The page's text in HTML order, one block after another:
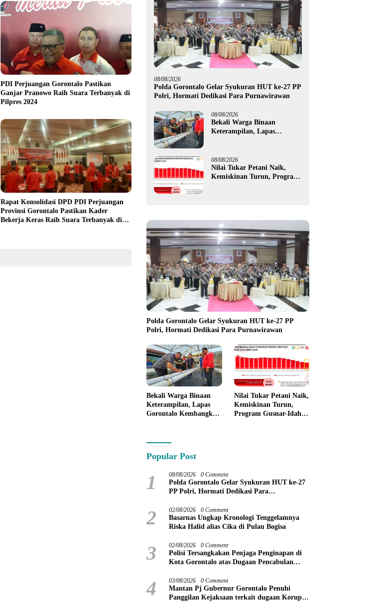
PDI Perjuangan Gorontalo Pastikan
Ganjar Pranowo Raih Suara Terbanyak di
Pilpres 2024
Rapat Konsolidasi DPD PDI Perjuangan
Provinsi Gorontalo Pastikan Kader
Bekerja Keras Raih Suara Terbanyak di
08/08/2026
Polda Gorontalo Gelar Syukuran HUT ke-27 PP
Polri, Hormati Dedikasi Para Purnawirawan
08/08/2026
Bekali Warga Binaan
Keterampilan, Lapas
08/08/2026
Nilai Tukar Petani Naik,
Kemiskinan Turun, Program
Polda Gorontalo Gelar Syukuran HUT ke-27 PP
Polri, Hormati Dedikasi Para Purnawirawan
Bekali Warga Binaan
Keterampilan, Lapas
Gorontalo Kembangkan
Nilai Tukar Petani Naik,
Kemiskinan Turun,
Program Gusnar-Idah
Popular Post
1 08/08/2026 0 Comment
Polda Gorontalo Gelar Syukuran HUT ke-27
PP Polri, Hormati Dedikasi Para
2 02/08/2026 0 Comment
Basarnas Ungkap Kronologi Tenggelamnya
Riska Halid alias Cika di Pulau Bogisa
3 02/08/2026 0 Comment
Polisi Tersangkakan Penjaga Penginapan di
Kota Gorontalo atas Dugaan Pencabulan
4 03/08/2026 0 Comment
Mantan Pj Gubernur Gorontalo Penuhi
Panggilan Kejaksaan terkait dugaan Korupsi